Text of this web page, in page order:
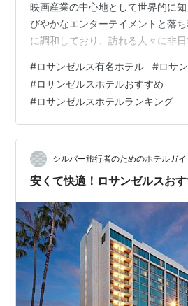
映画産業の中心地として世界的に
びやかなエンターテイメントと落
に調和しており、訪れる人々に非
映画の世界に浸り、夕暮れ時にはシ
やショッピングを楽しむなど、一日
し方ができるのが魅力です。 現地
文化は、映画とアート、そして多
独特のものです。特にユニバーサ
ッドの華やかな歴史を肌で感じられ
#ロサンゼルス有名ホテル #ロサ
#ロサンゼルスホテルおすすめ
#ロサンゼルスホテルランキング
シルバー旅行者のためのホテルガイ
安くて快適！ロサンゼルスお